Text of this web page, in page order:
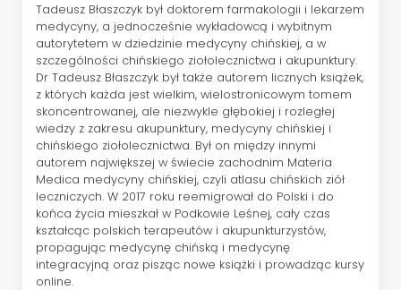
Tadeusz Błaszczyk był doktorem farmakologii i lekarzem
medycyny, a jednocześnie wykładowcą i wybitnym
autorytetem w dziedzinie medycyny chińskiej, a w
szczególności chińskiego ziołolecznictwa i akupunktury.
Dr Tadeusz Błaszczyk był także autorem licznych książek,
z których każda jest wielkim, wielostronicowym tomem
skoncentrowanej, ale niezwykle głębokiej i rozległej
wiedzy z zakresu akupunktury, medycyny chińskiej i
chińskiego ziołolecznictwa. Był on między innymi
autorem największej w świecie zachodnim Materia
Medica medycyny chińskiej, czyli atlasu chińskich ziół
leczniczych. W 2017 roku reemigrował do Polski i do
końca życia mieszkał w Podkowie Leśnej, cały czas
kształcąc polskich terapeutów i akupunkturzystów,
propagując medycynę chińską i medycynę
integracyjną oraz pisząc nowe książki i prowadząc kursy
online.